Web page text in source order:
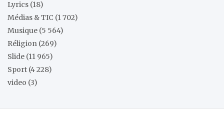
Lyrics (18)
Médias & TIC (1 702)
Musique (5 564)
Réligion (269)
Slide (11 965)
Sport (4 228)
video (3)